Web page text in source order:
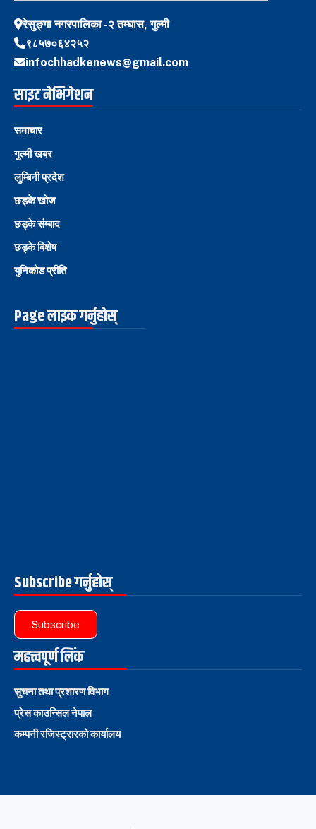
रेसुङ्गा नगरपालिका -२ तम्घास, गुल्मी
९८५७०६४२५२
infochhadkenews@gmail.com
साइट नेभिगेशन
समाचार
गुल्मी खबर
लुम्बिनी प्रदेश
छड्के खोज
छड्के संम्बाद
छड्के बिशेष
युनिकोड प्रीति
Page लाइक गर्नुहोस्
Subscribe गर्नुहोस्
Subscribe
महत्त्वपूर्ण लिंक
सुचना तथा प्रशारण विभाग
प्रेस काउन्सिल नेपाल
कम्पनी रजिस्ट्रारको कार्यालय